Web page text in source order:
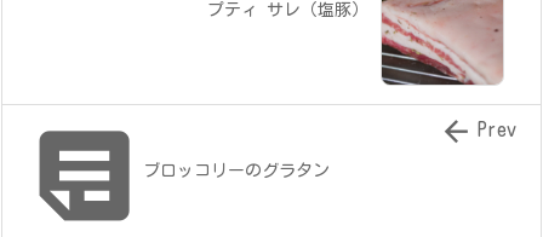
プティ サレ（塩豚）
 ブロッコリーのグラタン
 Prev